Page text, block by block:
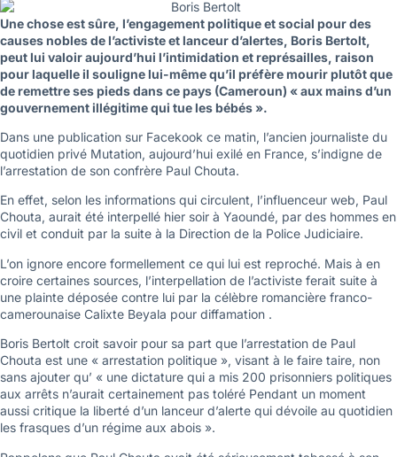
Une chose est sûre, l’engagement politique et social pour des
causes nobles de l’activiste et lanceur d’alertes, Boris Bertolt,
peut lui valoir aujourd’hui l’intimidation et représailles, raison
pour laquelle il souligne lui-même qu’il préfère mourir plutôt que
de remettre ses pieds dans ce pays (Cameroun) « aux mains d’un
gouvernement illégitime qui tue les bébés ».
Dans une publication sur Facekook ce matin, l’ancien journaliste du
quotidien privé Mutation, aujourd’hui exilé en France, s’indigne de
l’arrestation de son confrère Paul Chouta.
En effet, selon les informations qui circulent, l’influenceur web, Paul
Chouta, aurait été interpellé hier soir à Yaoundé, par des hommes en
civil et conduit par la suite à la Direction de la Police Judiciaire.
L’on ignore encore formellement ce qui lui est reproché. Mais à en
croire certaines sources, l’interpellation de l’activiste ferait suite à
une plainte déposée contre lui par la célèbre romancière franco-
camerounaise Calixte Beyala pour diffamation .
Boris Bertolt croit savoir pour sa part que l’arrestation de Paul
Chouta est une « arrestation politique », visant à le faire taire, non
sans ajouter qu’ « une dictature qui a mis 200 prisonniers politiques
aux arrêts n’aurait certainement pas toléré Pendant un moment
aussi critique la liberté d’un lanceur d’alerte qui dévoile au quotidien
les frasques d’un régime aux abois ».